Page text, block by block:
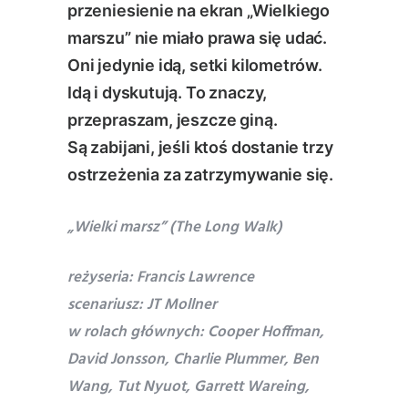
przeniesienie na ekran „Wielkiego
marszu” nie miało prawa się udać.
Oni jedynie idą, setki kilometrów.
Idą i dyskutują. To znaczy,
przepraszam, jeszcze giną.
Są zabijani, jeśli ktoś dostanie trzy
ostrzeżenia za zatrzymywanie się.
„Wielki marsz” (The Long Walk)
reżyseria: Francis Lawrence
scenariusz: JT Mollner
w rolach głównych: Cooper Hoffman,
David Jonsson, Charlie Plummer, Ben
Wang, Tut Nyuot, Garrett Wareing,